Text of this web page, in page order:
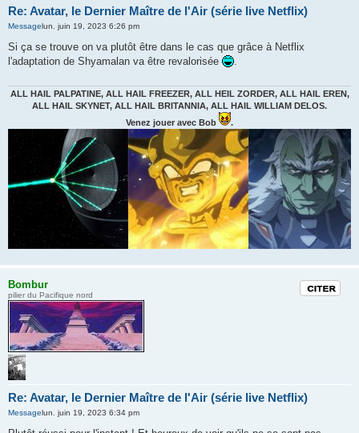
Re: Avatar, le Dernier Maître de l'Air (série live Netflix)
Messagelun. juin 19, 2023 6:26 pm
Si ça se trouve on va plutôt être dans le cas que grâce à Netflix
l'adaptation de Shyamalan va être revalorisée
.
ALL HAIL PALPATINE, ALL HAIL FREEZER, ALL HEIL ZORDER, ALL HAIL EREN,
ALL HAIL SKYNET, ALL HAIL BRITANNIA, ALL HAIL WILLIAM DELOS.
Venez jouer avec Bob
.
Bombur
pilier du Pacifique nord
Re: Avatar, le Dernier Maître de l'Air (série live Netflix)
Citation
Messagelun. juin 19, 2023 6:34 pm